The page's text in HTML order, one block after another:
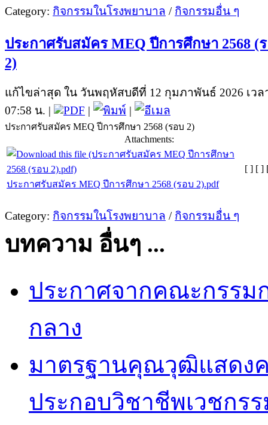
Category: กิจกรรมในโรงพยาบาล / กิจกรรมอื่น ๆ
ประกาศรับสมัคร MEQ ปีการศึกษา 2568 (
2)
แก้ไขล่าสุด ใน วันพฤหัสบดีที่ 12 กุมภาพันธ์ 2026 เวล
07:58 น. |
| |
ประกาศรับสมัคร MEQ ปีการศึกษา 2568 (รอบ 2)
Attachments:
ประกาศรับสมัคร MEQ ปีการศึกษา 2568 (รอบ 2).pdf
[ ] [ ]
Category: กิจกรรมในโรงพยาบาล / กิจกรรมอื่น ๆ
บทความ อื่นๆ ...
ประกาศจากคณะกรรม
กลาง
มาตรฐานคุณวุฒิแสดง
ประกอบวิชาชีพเวชกร